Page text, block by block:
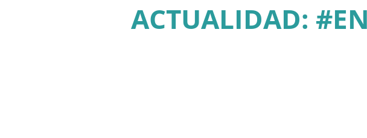
ACTUALIDAD: